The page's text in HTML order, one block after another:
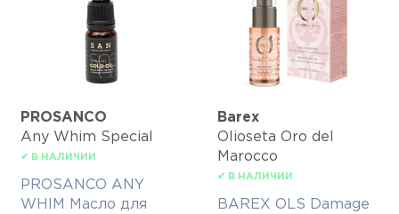
PROSANCO
Any Whim Special
✔ В НАЛИЧИИ
PROSANCO ANY
WHIM Масло для
Barex
Olioseta Oro del
Marocco
✔ В НАЛИЧИИ
BAREX OLS Damage